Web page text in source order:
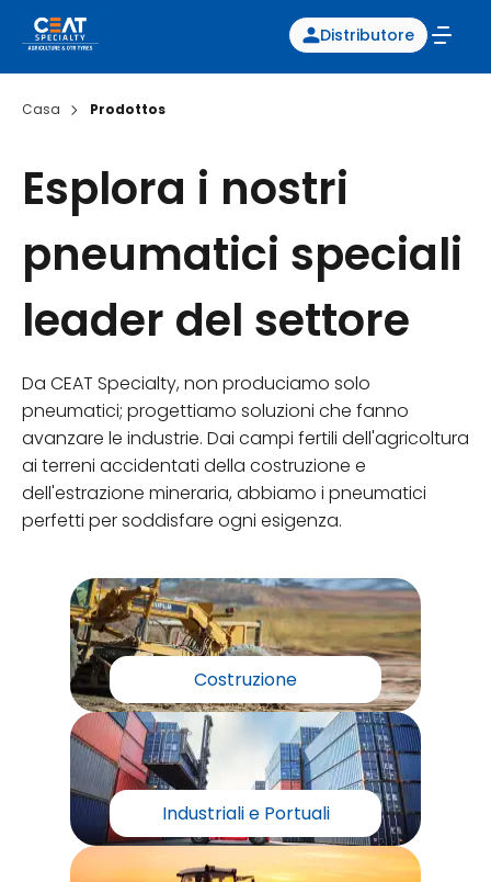
Distributore
Casa Prodottos
Da CEAT Specialty, non produciamo solo
pneumatici; progettiamo soluzioni che fanno
avanzare le industrie. Dai campi fertili dell'agricoltura
ai terreni accidentati della costruzione e
dell'estrazione mineraria, abbiamo i pneumatici
perfetti per soddisfare ogni esigenza.
Esplora i nostri
pneumatici speciali
leader del settore
Costruzione
Industriali e Portuali